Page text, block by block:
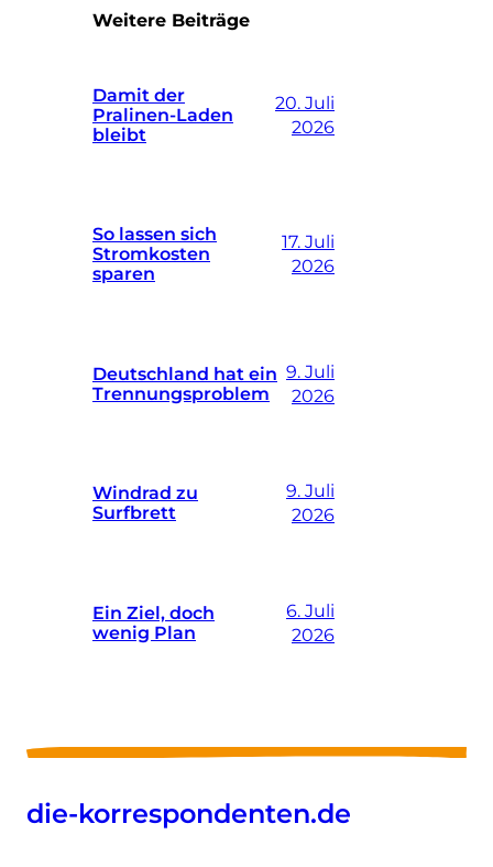
Weitere Beiträge
Damit der
Pralinen-Laden
bleibt
20. Juli
2026
So lassen sich
Stromkosten
sparen
17. Juli
2026
Deutschland hat ein
Trennungsproblem
9. Juli
2026
Windrad zu
Surfbrett
9. Juli
2026
Ein Ziel, doch
wenig Plan
6. Juli
2026
die-korrespondenten.de